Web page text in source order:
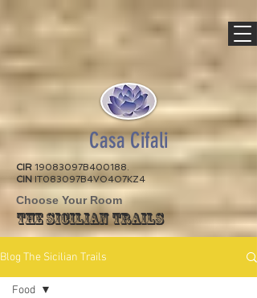
Casa Cifali
CIR 19083097B400188.
CIN IT083097B4VO4O7KZ4
Choose Your Room
The Sicilian Trails
Blog The Sicilian Trails
Food